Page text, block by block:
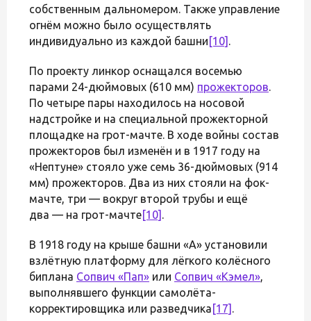
собственным дальномером. Также управление
огнём можно было осуществлять
индивидуально из каждой башни [10] .
По проекту линкор оснащался восемью
парами 24-дюймовых (610 мм) прожекторов.
По четыре пары находилось на носовой
надстройке и на специальной прожекторной
площадке на грот-мачте. В ходе войны состав
прожекторов был изменён и в 1917 году на
«Нептуне» стояло уже семь 36-дюймовых (914
мм) прожекторов. Два из них стояли на фок-
мачте, три — вокруг второй трубы и ещё
два — на грот-мачте[10] .
В 1918 году на крыше башни «А» установили
взлётную платформу для лёгкого колёсного
биплана Сопвич «Пап» или Сопвич «Кэмел»,
выполнявшего функции самолёта-
корректировщика или разведчика [17] .